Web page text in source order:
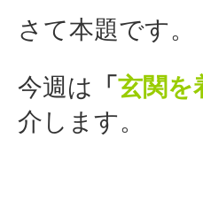
さて本題です。
今週は 「 玄関を
介します。